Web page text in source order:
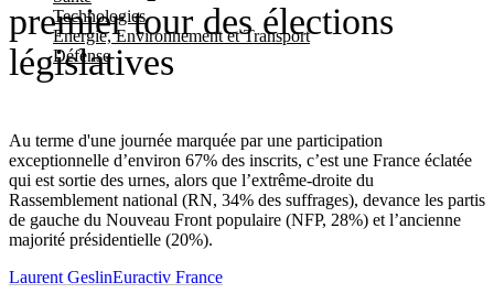
Technologies
Energie, Environnement et Transport
Défense
premier tour des élections
législatives
Au terme d'une journée marquée par une participation
exceptionnelle d’environ 67% des inscrits, c’est une France éclatée
qui est sortie des urnes, alors que l’extrême-droite du
Rassemblement national (RN, 34% des suffrages), devance les partis
de gauche du Nouveau Front populaire (NFP, 28%) et l’ancienne
majorité présidentielle (20%).
Laurent GeslinEuractiv France